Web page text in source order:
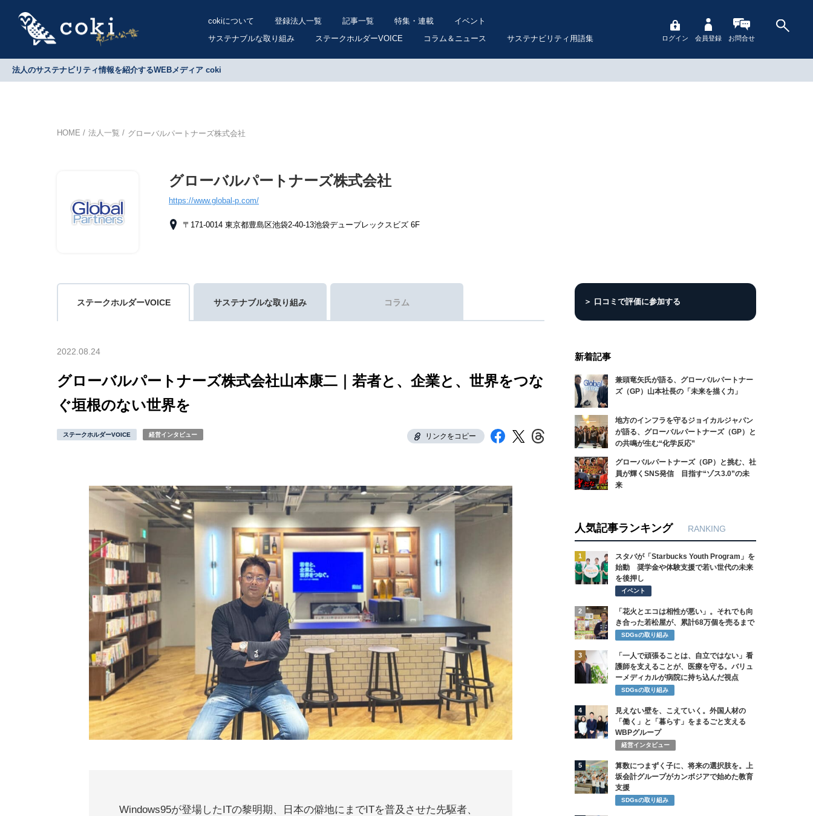
cokiについて 登録法人一覧 記事一覧 特集・連載
イベント
サステナブルな取り組み
ステークホルダーVOICE コラム＆ニュース サステナビリティ用語集 ログイン 会員登録 お問合せ
法人のサステナビリティ情報を紹介するWEBメディア coki
HOME 法人一覧 グローバルパートナーズ株式会社
グローバルパートナーズ株式会社
https://www.global-p.com/
〒171-0014 東京都豊島区池袋2-40-13池袋デュープレックスビズ 6F
ステークホルダーVOICE サステナブルな取り組み コラム
2022.08.24
グローバルパートナーズ株式会社山本康二｜若者と、企業と、世界をつな
ぐ垣根のない世界を
ステークホルダーVOICE 経営インタビュー リンクをコピー
Windows95が登場したITの黎明期、日本の僻地にまでITを普及させた先駆者、
＞ 口コミで評価に参加する
新着記事
兼頭竜矢氏が語る、グローバルパートナー
ズ（GP）山本社長の「未来を描く力」
地方のインフラを守るジョイカルジャパン
が語る、グローバルパートナーズ（GP）と
の共鳴が生む“化学反応”
グローバルパートナーズ（GP）と挑む、社
員が輝くSNS発信 目指す“ゾス3.0”の未
来
人気記事ランキング RANKING
1
スタバが「Starbucks Youth Program」を
始動 奨学金や体験支援で若い世代の未来
を後押し
イベント
2
「花火とエコは相性が悪い」。それでも向
き合った若松屋が、累計68万個を売るまで
SDGsの取り組み
3
「一人で頑張ることは、自立ではない」看
護師を支えることが、医療を守る。バリュ
ーメディカルが病院に持ち込んだ視点
SDGsの取り組み
4
見えない壁を、こえていく。外国人材の
「働く」と「暮らす」をまるごと支える
WBPグループ
経営インタビュー
5
算数につまずく子に、将来の選択肢を。上
坂会計グループがカンボジアで始めた教育
支援
SDGsの取り組み